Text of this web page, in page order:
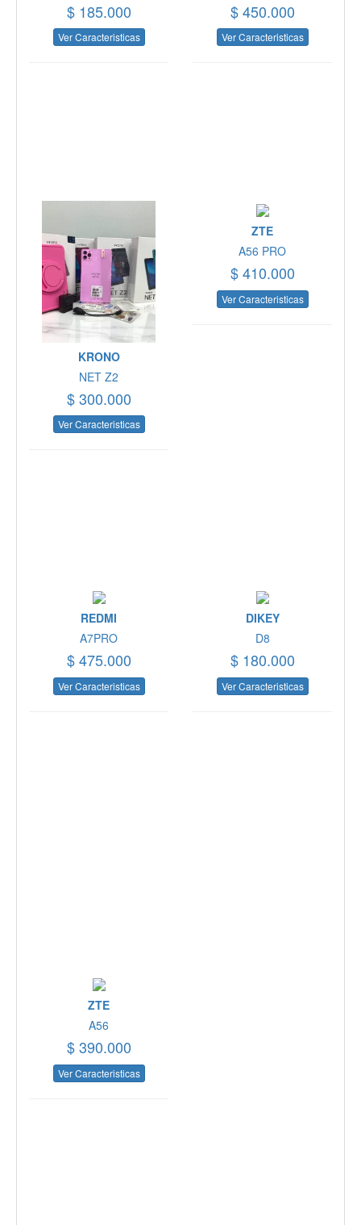
$ 185.000
Ver Caracteristicas
$ 450.000
Ver Caracteristicas
KRONO
NET Z2
$ 300.000
Ver Caracteristicas
ZTE
A56 PRO
$ 410.000
Ver Caracteristicas
REDMI
A7PRO
$ 475.000
Ver Caracteristicas
DIKEY
D8
$ 180.000
Ver Caracteristicas
ZTE
A56
$ 390.000
Ver Caracteristicas